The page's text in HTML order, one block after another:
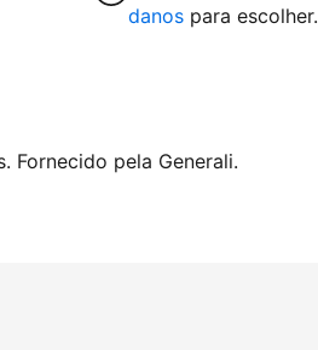
danos para escolher.
Fornecido pela Generali.